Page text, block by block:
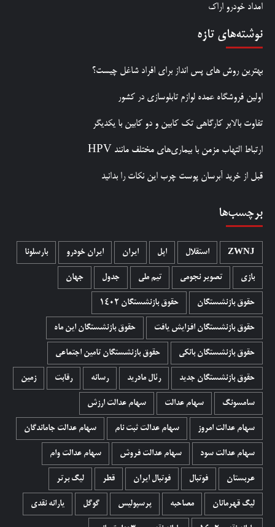
امداد خودرو اراک
نوشته‌های تازه
بهترین روش‌ های پس‌ انداز برای افراد شاغل چیست؟
اولین فروشگاه عمده لوازم تابلوسازی در کشور
تفاوت بالابر کارگاهی تک کابین و دو کابین با یکدیگر
ارتباط التهاب مزمن با بیماری‌های مختلف مانند HPV
قبل از خرید آبرسان پوست چرب این نکات را بدانید
برچسب‌ها
ZWNJ استقلال اپل ایران ایران خودرو بارسلونا
بازی تصویر نجومی تیم ملی جدول جهان
حقوق بازنشستگان حقوق بازنشستگان 1402
حقوق بازنشستگان افزایش یافت حقوق بازنشستگان این ماه
حقوق بازنشستگان بانکی حقوق بازنشستگان تامین اجتماعی
حقوق بازنشستگان جدید رئال مادرید رسانه رقابت زمین
سامسونگ سهام عدالت سهام عدالت ارزش
سهام عدالت امروز سهام عدالت ثبت نام سهام عدالت جاماندگان
سهام عدالت سود سهام عدالت فروش سهام عدالت وام
عربستان فوتبال فوتبال ایران قطر لیگ برتر
لیگ قهرمانان مصاحبه پرسپولیس گوگل یارانه نقدی